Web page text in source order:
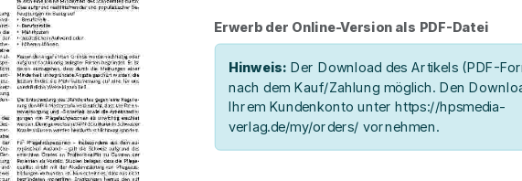
Erwerb der Online-Version als PDF-Datei
Hinweis: Der Download des Artikels (PDF-
nach dem Kauf/Zahlung möglich. Den
Ihrem Kundenkonto unter https://hpsmedia-
verlag.de/my/orders/ vornehmen.